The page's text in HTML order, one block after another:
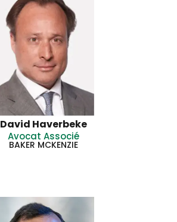
David Haverbeke
Avocat Associé
BAKER MCKENZIE